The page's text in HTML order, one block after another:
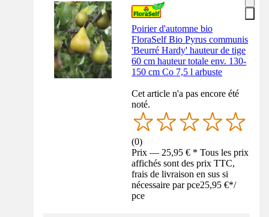
Poirier d'automne bio
FloraSelf Bio Pyrus communis
'Beurré Hardy' hauteur de tige
60 cm hauteur totale env. 130-
150 cm Co 7,5 l arbuste
Cet article n'a pas encore été
noté.
(0)
Prix — 25,95 € * Tous les prix
affichés sont des prix TTC,
frais de livraison en sus si
nécessaire par pce25,95 €*/
pce